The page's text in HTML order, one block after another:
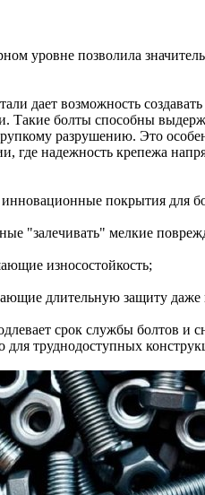
уровне позволила
дает возможность
Такие болты способны
разрушению. Это
где надежность крепежа
покрытия для
"залечивать" мелкие
износостойкость;
длительную защиту даже
срок службы болтов и
для труднодоступных